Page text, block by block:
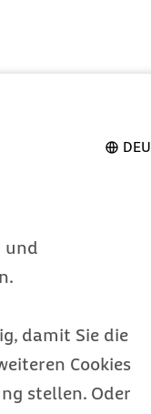
DEU
und
damit Sie die
Cookies
stellen. Oder